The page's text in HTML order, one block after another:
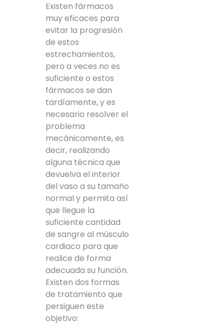
Existen fármacos
muy eficaces para
evitar la progresión
de estos
estrechamientos,
pero a veces no es
suficiente o estos
fármacos se dan
tardíamente, y es
necesario resolver el
problema
mecánicamente, es
decir, realizando
alguna técnica que
devuelva el interior
del vaso a su tamaño
normal y permita así
que llegue la
suficiente cantidad
de sangre al músculo
cardiaco para que
realice de forma
adecuada su función.
Existen dos formas
de tratamiento que
persiguen este
objetivo: